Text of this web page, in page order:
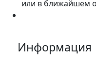
или в ближайшем
Информация